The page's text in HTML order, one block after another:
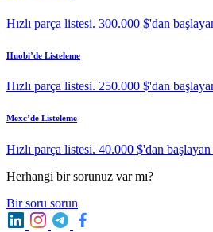
Hızlı parça listesi. 300.000 $'dan
Huobi’de Listeleme
Hızlı parça listesi. 250.000 $'dan
Mexc’de Listeleme
Hızlı parça listesi. 40.000 $'dan
Herhangi bir sorunuz var mı?
Bir soru sorun